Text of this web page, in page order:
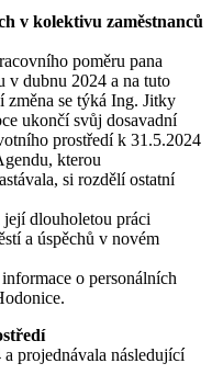
v kolektivu zaměstnanců
poměru pana
v dubnu 2024 a na tuto
se týká Ing. Jitky
ukončí svůj dosavadní
prostředí k 31.5.2024
kterou
si rozdělí ostatní
její dlouholetou práci
a úspěchů v novém
o personálních
projednávala následující